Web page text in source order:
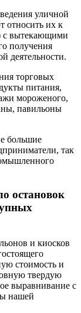
уличной
относить их к
с вытекающими
получения
деятельности.
торговых
питания,
мороженого,
павильоны
большие
так
остановок
и киосков
стоимость и
твердую
выравнивание с
нашей